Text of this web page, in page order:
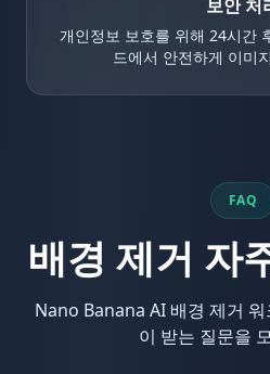
보안 처
개인정보 보호를 위해 24시간
드에서 안전하게 이미
FAQ
배경 제거 자
Nano Banana AI 배경 제거
이 받는 질문을